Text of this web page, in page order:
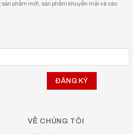
phẩm mới, sản phẩm khuyễn mãi và các
VỀ CHÚNG TÔI